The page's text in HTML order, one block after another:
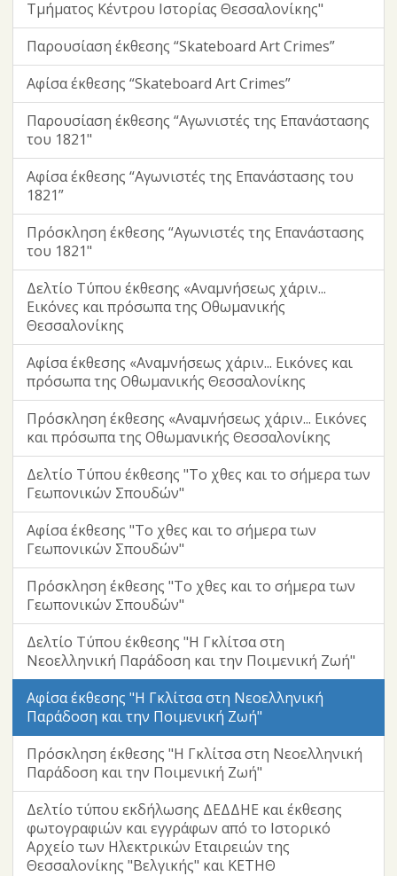
Τμήματος Κέντρου Ιστορίας Θεσσαλονίκης"
Παρουσίαση έκθεσης “Skateboard Art Crimes”
Αφίσα έκθεσης “Skateboard Art Crimes”
Παρουσίαση έκθεσης “Αγωνιστές της Επανάστασης
του 1821"
Αφίσα έκθεσης “Αγωνιστές της Επανάστασης του
1821”
Πρόσκληση έκθεσης “Αγωνιστές της Επανάστασης
του 1821"
Δελτίο Τύπου έκθεσης «Αναμνήσεως χάριν...
Εικόνες και πρόσωπα της Οθωμανικής
Θεσσαλονίκης
Αφίσα έκθεσης «Αναμνήσεως χάριν... Εικόνες και
πρόσωπα της Οθωμανικής Θεσσαλονίκης
Πρόσκληση έκθεσης «Αναμνήσεως χάριν... Εικόνες
και πρόσωπα της Οθωμανικής Θεσσαλονίκης
Δελτίο Τύπου έκθεσης "Το χθες και το σήμερα των
Γεωπονικών Σπουδών"
Αφίσα έκθεσης "Το χθες και το σήμερα των
Γεωπονικών Σπουδών"
Πρόσκληση έκθεσης "Το χθες και το σήμερα των
Γεωπονικών Σπουδών"
Δελτίο Τύπου έκθεσης "Η Γκλίτσα στη
Νεοελληνική Παράδοση και την Ποιμενική Ζωή"
Αφίσα έκθεσης "Η Γκλίτσα στη Νεοελληνική
Παράδοση και την Ποιμενική Ζωή"
Πρόσκληση έκθεσης "Η Γκλίτσα στη Νεοελληνική
Παράδοση και την Ποιμενική Ζωή"
Δελτίο τύπου εκδήλωσης ΔΕΔΔΗΕ και έκθεσης
φωτογραφιών και εγγράφων από το Ιστορικό
Αρχείο των Ηλεκτρικών Εταιρειών της
Θεσσαλονίκης "Βελγικής" και ΚΕΤΗΘ